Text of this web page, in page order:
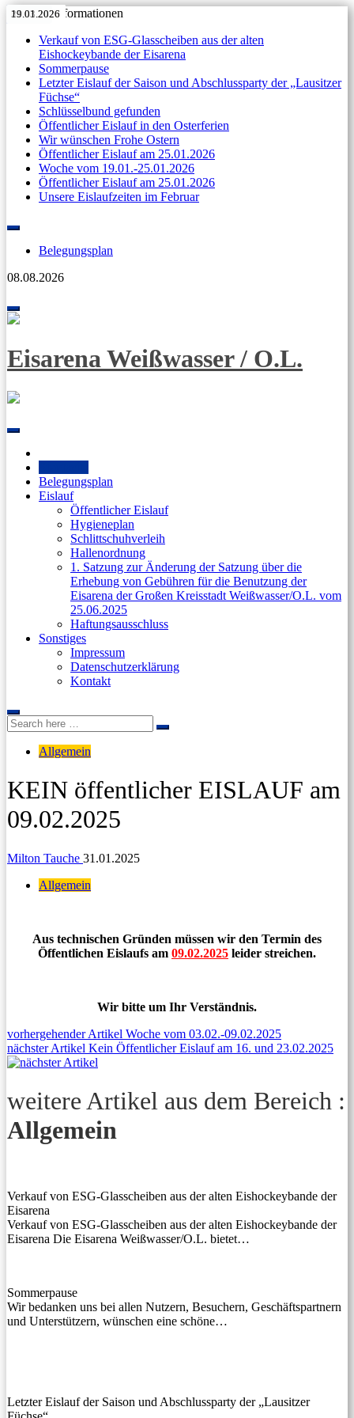
Aktuelle Informationen
Verkauf von ESG-Glasscheiben aus der alten
Eishockeybande der Eisarena
Sommerpause
Letzter Eislauf der Saison und Abschlussparty der „Lausitzer
Füchse“
Schlüsselbund gefunden
Öffentlicher Eislauf in den Osterferien
Wir wünschen Frohe Ostern
Öffentlicher Eislauf am 25.01.2026
Woche vom 19.01.-25.01.2026
Öffentlicher Eislauf am 25.01.2026
Unsere Eislaufzeiten im Februar
Skip
contentBelegungsplan
08.08.2026
Toggle
navigation
Eisarena Weißwasser / O.L.
Skip
content
Belegungsplan
Eislauf
Öffentlicher Eislauf
Hygieneplan
Schlittschuhverleih
Hallenordnung
1. Satzung zur Änderung der Satzung über die
Erhebung von Gebühren für die Benutzung der
Eisarena der Großen Kreisstadt Weißwasser/O.L. vom
25.06.2025
Haftungsausschluss
Sonstiges
Impressum
Datenschutzerklärung
Kontakt
Search
for:
Search
Allgemein
KEIN öffentlicher EISLAUF am
09.02.2025
Milton Tauche 31.01.2025
Allgemein
Aus technischen Gründen müssen wir den Termin des
Öffentlichen Eislaufs am 09.02.2025 leider streichen.
Wir bitte um Ihr Verständnis.
Beitragsnavigation
vorhergehender Artikel Previous
post:
Woche vom 03.02.-09.02.2025
nächster Artikel Next
post:
Kein Öffentlicher Eislauf am 16. und 23.02.2025
weitere Artikel aus dem Bereich :
Allgemein
11.05.2026
Verkauf von ESG-Glasscheiben aus der alten Eishockeybande der
Eisarena
Verkauf von ESG-Glasscheiben aus der alten Eishockeybande der
Eisarena Die Eisarena Weißwasser/O.L. bietet…
27.04.2026
Sommerpause
Wir bedanken uns bei allen Nutzern, Besuchern, Geschäftspartnern
und Unterstützern, wünschen eine schöne…
Anzeige
11.04.2026
Letzter Eislauf der Saison und Abschlussparty der „Lausitzer
07.04.2026
31.03.2026
11.05.2026
27.04.2026
Anzeige
11.04.2026
07.04.2026
31.03.2026
23.03.2026
19.01.2026